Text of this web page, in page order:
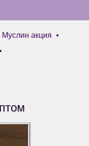
Муслин акция •